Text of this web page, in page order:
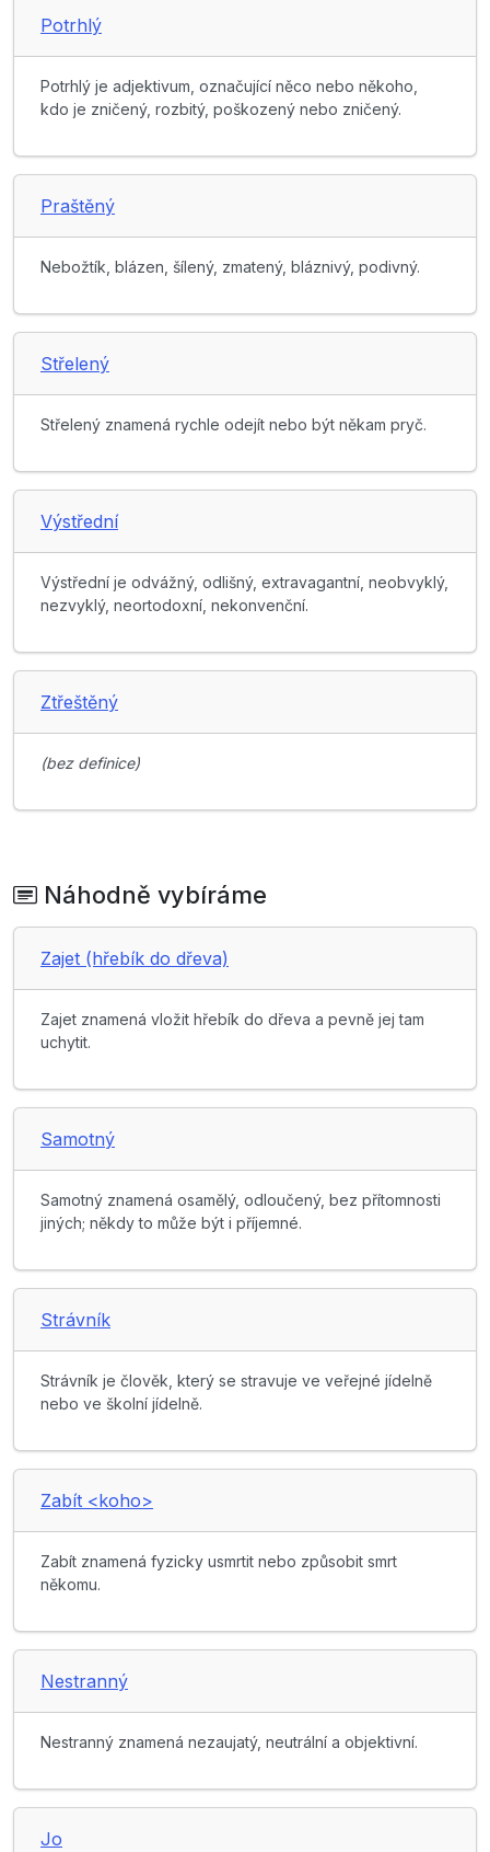
Potrhlý
Potrhlý je adjektivum, označující něco nebo někoho,
kdo je zničený, rozbitý, poškozený nebo zničený.
Praštěný
Nebožtík, blázen, šílený, zmatený, bláznivý, podivný.
Střelený
Střelený znamená rychle odejít nebo být někam pryč.
Výstřední
Výstřední je odvážný, odlišný, extravagantní, neobvyklý,
nezvyklý, neortodoxní, nekonvenční.
Ztřeštěný
(bez definice)
Náhodně vybíráme
Zajet (hřebík do dřeva)
Zajet znamená vložit hřebík do dřeva a pevně jej tam
uchytit.
Samotný
Samotný znamená osamělý, odloučený, bez přítomnosti
jiných; někdy to může být i příjemné.
Strávník
Strávník je člověk, který se stravuje ve veřejné jídelně
nebo ve školní jídelně.
Zabít <koho>
Zabít znamená fyzicky usmrtit nebo způsobit smrt
někomu.
Nestranný
Nestranný znamená nezaujatý, neutrální a objektivní.
Jo